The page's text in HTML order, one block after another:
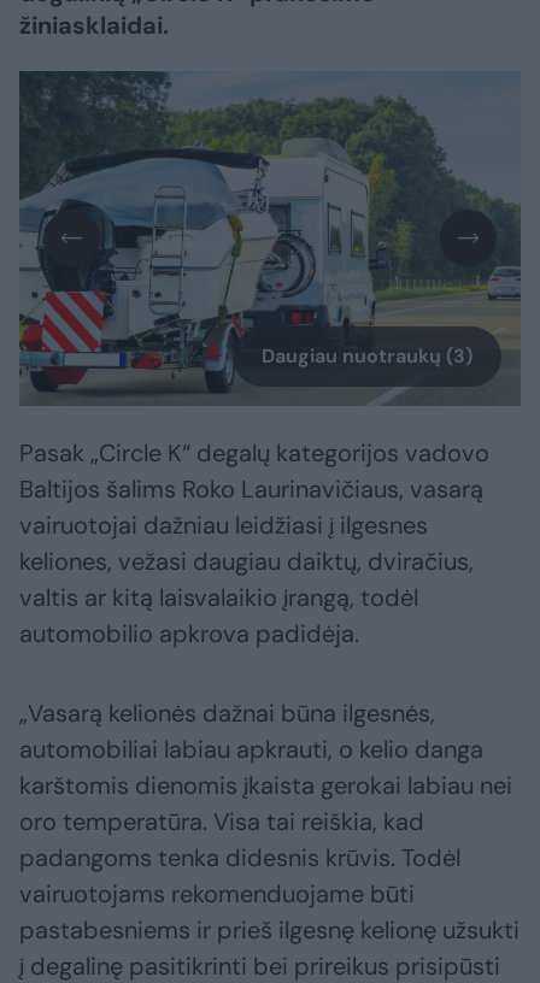
žiniasklaidai.
Daugiau nuotraukų (3)
Pasak „Circle K“ degalų kategorijos vadovo
Baltijos šalims Roko Laurinavičiaus, vasarą
vairuotojai dažniau leidžiasi į ilgesnes
keliones, vežasi daugiau daiktų, dviračius,
valtis ar kitą laisvalaikio įrangą, todėl
automobilio apkrova padidėja.
„Vasarą kelionės dažnai būna ilgesnės,
automobiliai labiau apkrauti, o kelio danga
karštomis dienomis įkaista gerokai labiau nei
oro temperatūra. Visa tai reiškia, kad
padangoms tenka didesnis krūvis. Todėl
vairuotojams rekomenduojame būti
pastabesniems ir prieš ilgesnę kelionę užsukti
į degalinę pasitikrinti bei prireikus prisipūsti